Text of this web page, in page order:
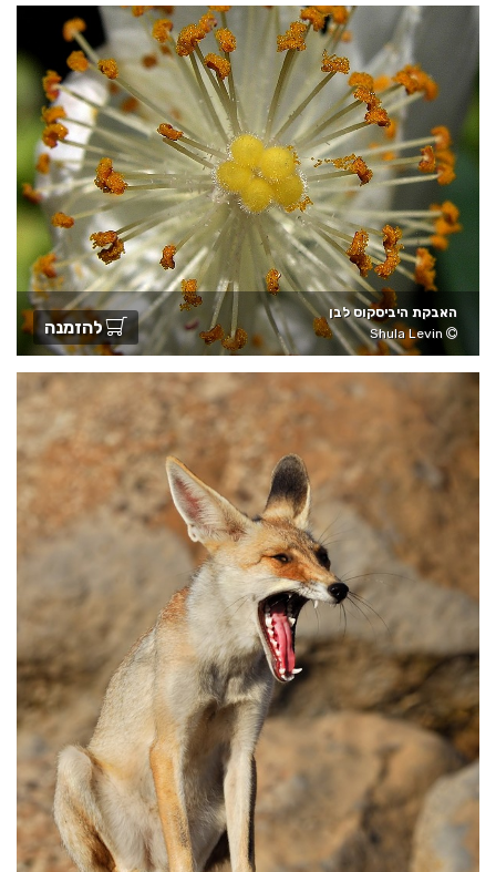
האבקת היביסקוס לבן
Shula Levin
להזמנה